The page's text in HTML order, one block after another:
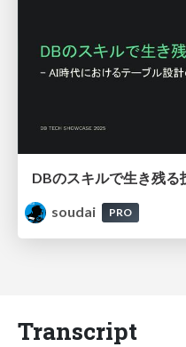
soudai
PRO
Transcript